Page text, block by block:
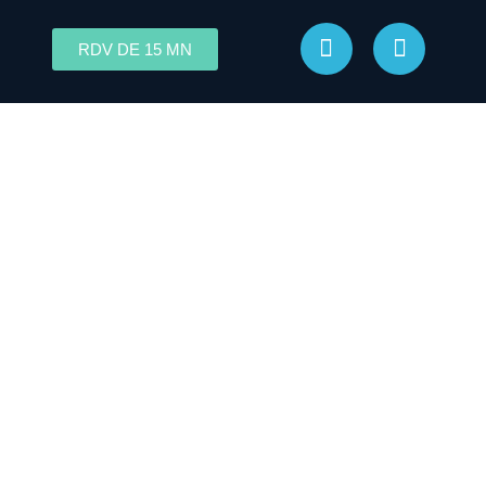
RDV DE 15 MN